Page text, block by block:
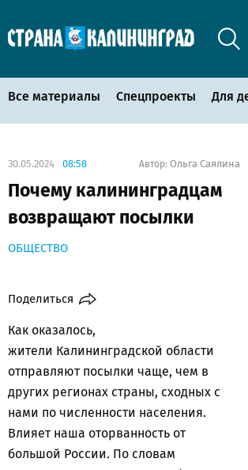
Все материалы Спецпроекты Для
30.05.2024 08:58 Автор: Ольга Саялина
Почему калининградцам
возвращают посылки
ОБЩЕСТВО
Поделиться
Как оказалось,
жители Калининградской области
отправляют посылки чаще, чем в
других регионах страны, сходных с
нами по численности населения.
Влияет наша оторванность от
большой России. По словам